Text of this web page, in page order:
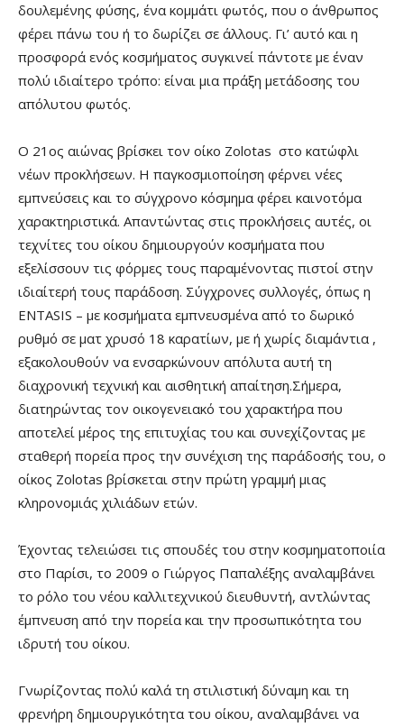
δουλεμένης φύσης, ένα κομμάτι φωτός, που ο άνθρωπος
φέρει πάνω του ή το δωρίζει σε άλλους. Γι’ αυτό και η
προσφορά ενός κοσμήματος συγκινεί πάντοτε με έναν
πολύ ιδιαίτερο τρόπο: είναι μια πράξη μετάδοσης του
απόλυτου φωτός.
Ο 21ος αιώνας βρίσκει τον οίκο Zolotas στο κατώφλι
νέων προκλήσεων. Η παγκοσμιοποίηση φέρνει νέες
εμπνεύσεις και το σύγχρονο κόσμημα φέρει καινοτόμα
χαρακτηριστικά. Απαντώντας στις προκλήσεις αυτές, οι
τεχνίτες του οίκου δημιουργούν κοσμήματα που
εξελίσσουν τις φόρμες τους παραμένοντας πιστοί στην
ιδιαίτερή τους παράδοση. Σύγχρονες συλλογές, όπως η
ENTASIS – με κοσμήματα εμπνευσμένα από το δωρικό
ρυθμό σε ματ χρυσό 18 καρατίων, με ή χωρίς διαμάντια ,
εξακολουθούν να ενσαρκώνουν απόλυτα αυτή τη
διαχρονική τεχνική και αισθητική απαίτηση.Σήμερα,
διατηρώντας τον οικογενειακό του χαρακτήρα που
αποτελεί μέρος της επιτυχίας του και συνεχίζοντας με
σταθερή πορεία προς την συνέχιση της παράδοσής του, ο
οίκος Zolotas βρίσκεται στην πρώτη γραμμή μιας
κληρονομιάς χιλιάδων ετών.
Έχοντας τελειώσει τις σπουδές του στην κοσμηματοποιία
στο Παρίσι, το 2009 ο Γιώργος Παπαλέξης αναλαμβάνει
το ρόλο του νέου καλλιτεχνικού διευθυντή, αντλώντας
έμπνευση από την πορεία και την προσωπικότητα του
ιδρυτή του οίκου.
Γνωρίζοντας πολύ καλά τη στιλιστική δύναμη και τη
φρενήρη δημιουργικότητα του οίκου, αναλαμβάνει να